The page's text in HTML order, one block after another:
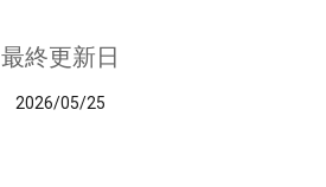
最終更新日
2026/05/25